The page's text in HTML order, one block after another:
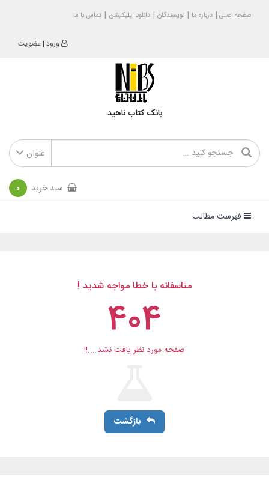
صفحه اصلی درباره ما نویسندگان دانلود اپلیکیشن تماس با ما
ورود |عضویت
بانک کتاب ناهید
عنوان
سبد خرید 0
فهرست مطالب
متاسفانه با خطا مواجه شدید !
404
صفحه مورد نظر یافت نشد ...!!
بازگشت